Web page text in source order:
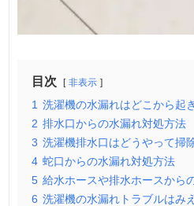
目次 非表示
1
洗濯機の水漏れはどこから起
2 排水口からの水漏れ対処方法
3 洗濯機排水口はどうやって掃
4 蛇口からの水漏れ対処方法
5 給水ホースや排水ホースから
6 洗濯機の水漏れトラブルはみ